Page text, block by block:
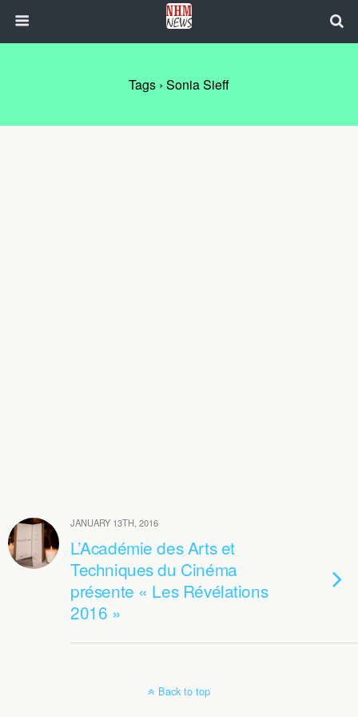
Tags › Sonia Sieff
JANUARY 13TH, 2016
L’Académie des Arts et
Techniques du Cinéma
présente « Les Révélations
2016 »
Back to top